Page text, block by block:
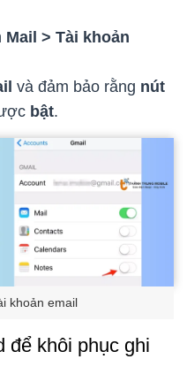
Mail > Tài khoản
và đảm bảo rằng nút
bật.
khoản email
để khôi phục ghi